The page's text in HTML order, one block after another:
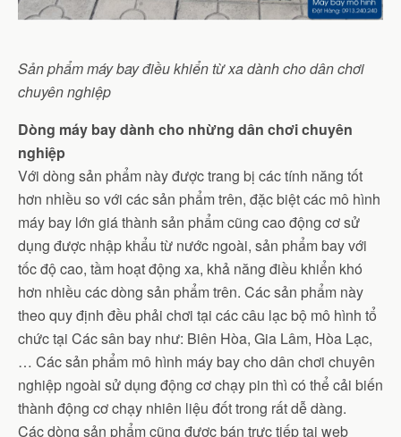
Sản phẩm máy bay điều khiển từ xa dành cho dân chơi
chuyên nghiệp
Dòng máy bay dành cho nhừng dân chơi chuyên
nghiệp
Với dòng sản phẩm này được trang bị các tính năng tốt
hơn nhiều so với các sản phẩm trên, đặc biệt các mô hình
máy bay lớn giá thành sản phẩm cũng cao động cơ sử
dụng được nhập khẩu từ nước ngoài, sản phẩm bay với
tốc độ cao, tầm hoạt động xa, khả năng điều khiển khó
hơn nhiều các dòng sản phẩm trên. Các sản phẩm này
theo quy định đều phải chơi tại các câu lạc bộ mô hình tổ
chức tại Các sân bay như: Biên Hòa, Gia Lâm, Hòa Lạc,
… Các sản phẩm mô hình máy bay cho dân chơi chuyên
nghiệp ngoài sử dụng động cơ chạy pin thì có thể cải biến
thành động cơ chạy nhiên liệu đốt trong rất dễ dàng.
Các dòng sản phẩm cũng được bán trực tiếp tại web